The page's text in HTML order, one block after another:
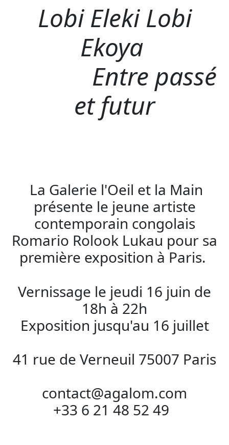
Lobi Eleki Lobi
Ekoya
Entre passé
et futur
La Galerie l'Oeil et la Main
présente le jeune artiste
contemporain congolais
Romario Rolook Lukau pour sa
première exposition à Paris.
Vernissage le jeudi 16 juin de
18h à 22h
Exposition jusqu'au 16 juillet
41 rue de Verneuil 75007 Paris
contact@agalom.com
+33 6 21 48 52 49